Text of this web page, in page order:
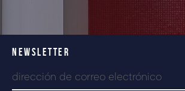
NEWSLETTER